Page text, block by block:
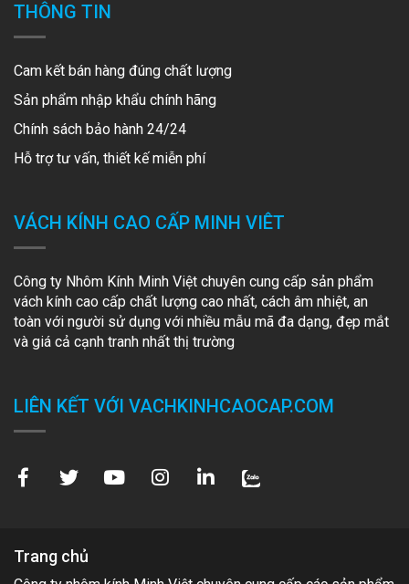
Trang chủ
THÔNG TIN
Cam kết bán hàng đúng chất lượng
Sản phẩm nhập khẩu chính hãng
Chính sách bảo hành 24/24
Hỗ trợ tư vấn, thiết kế miễn phí
VÁCH KÍNH CAO CẤP MINH VIÊT
Công ty Nhôm Kính Minh Việt chuyên cung cấp sản phẩm
vách kính cao cấp chất lượng cao nhất, cách âm nhiệt, an
toàn với người sử dụng với nhiều mẫu mã đa dạng, đẹp mắt
và giá cả cạnh tranh nhất thị trường
LIÊN KẾT VỚI VACHKINHCAOCAP.COM